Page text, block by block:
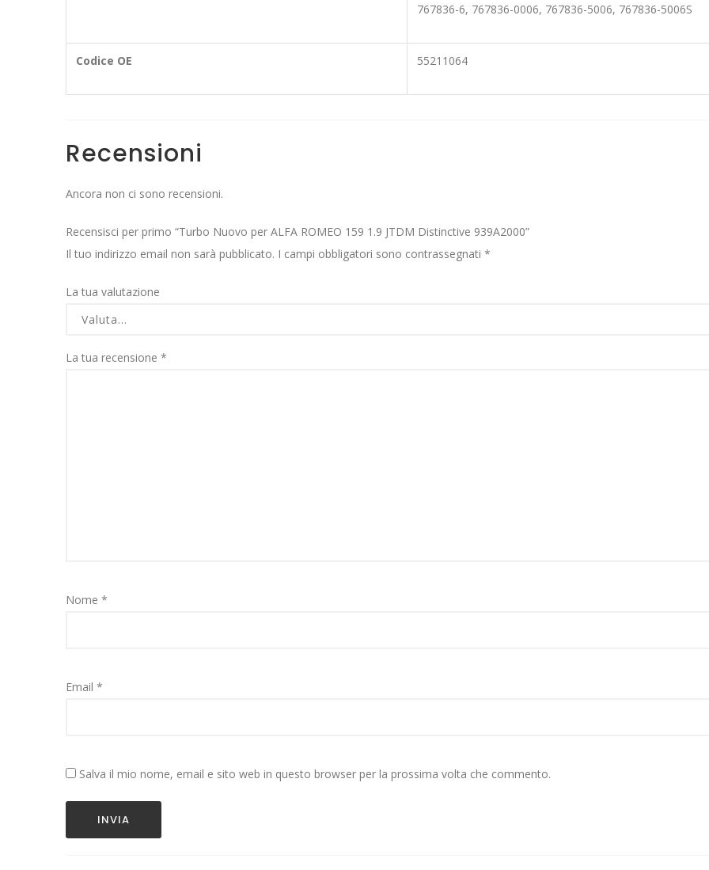
767836-6, 767836-0006, 767836-5006, 767836-5006S
Codice OE 55211064
Recensioni
Ancora non ci sono recensioni.
Recensisci per primo “Turbo Nuovo per ALFA ROMEO 159 1.9 JTDM Distinctive 939A2000”
Il tuo indirizzo email non sarà pubblicato. I campi obbligatori sono contrassegnati *
La tua valutazione
La tua recensione *
Nome *
Email *
Salva il mio nome, email e sito web in questo browser per la prossima volta che commento.